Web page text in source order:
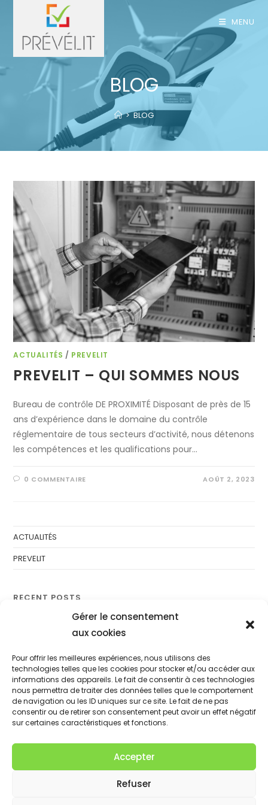
Gérer le consentement
aux cookies
Pour offrir les meilleures expériences, nous utilisons des
technologies telles que les cookies pour stocker et/ou accéder aux
informations des appareils. Le fait de consentir à ces technologies
nous permettra de traiter des données telles que le comportement
de navigation ou les ID uniques sur ce site. Le fait de ne pas
consentir ou de retirer son consentement peut avoir un effet négatif
sur certaines caractéristiques et fonctions.
Accepter
Refuser
MENU
BLOG
> BLOG
ACTUALITÉS / PREVELIT
PREVELIT – QUI SOMMES NOUS
Bureau de contrôle DE PROXIMITÉ Disposant de près de 15
ans d’expérience dans le domaine du contrôle
réglementaire de tous secteurs d’activité, nous détenons
les compétences et les qualifications pour…
0 COMMENTAIRE AOÛT 2, 2023
ACTUALITÉS
PREVELIT
RECENT POSTS
PREVELIT – QUI SOMMES NOUS